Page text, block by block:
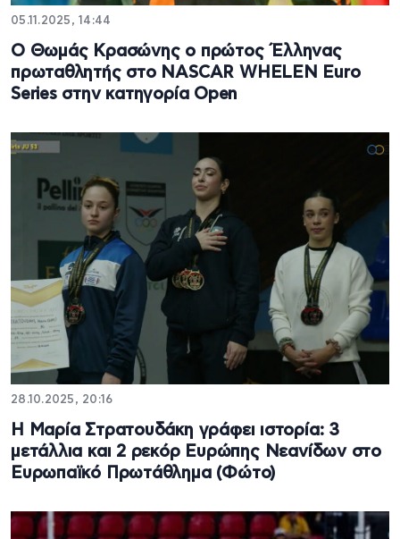
05.11.2025, 14:44
Ο Θωμάς Κρασώνης o πρώτος Έλληνας
πρωταθλητής στο NASCAR WHELEN Euro
Series στην κατηγορία Open
28.10.2025, 20:16
Η Μαρία Στρατουδάκη γράφει ιστορία: 3
μετάλλια και 2 ρεκόρ Ευρώπης Νεανίδων στο
Ευρωπαϊκό Πρωτάθλημα (Φώτο)